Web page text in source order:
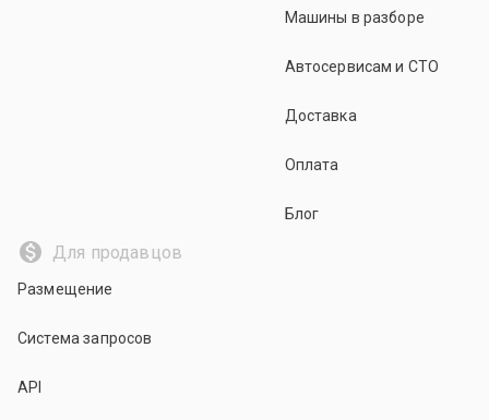
Машины в разборе
Автосервисам и СТО
Доставка
Оплата
Блог
Для продавцов
Размещение
Система запросов
API